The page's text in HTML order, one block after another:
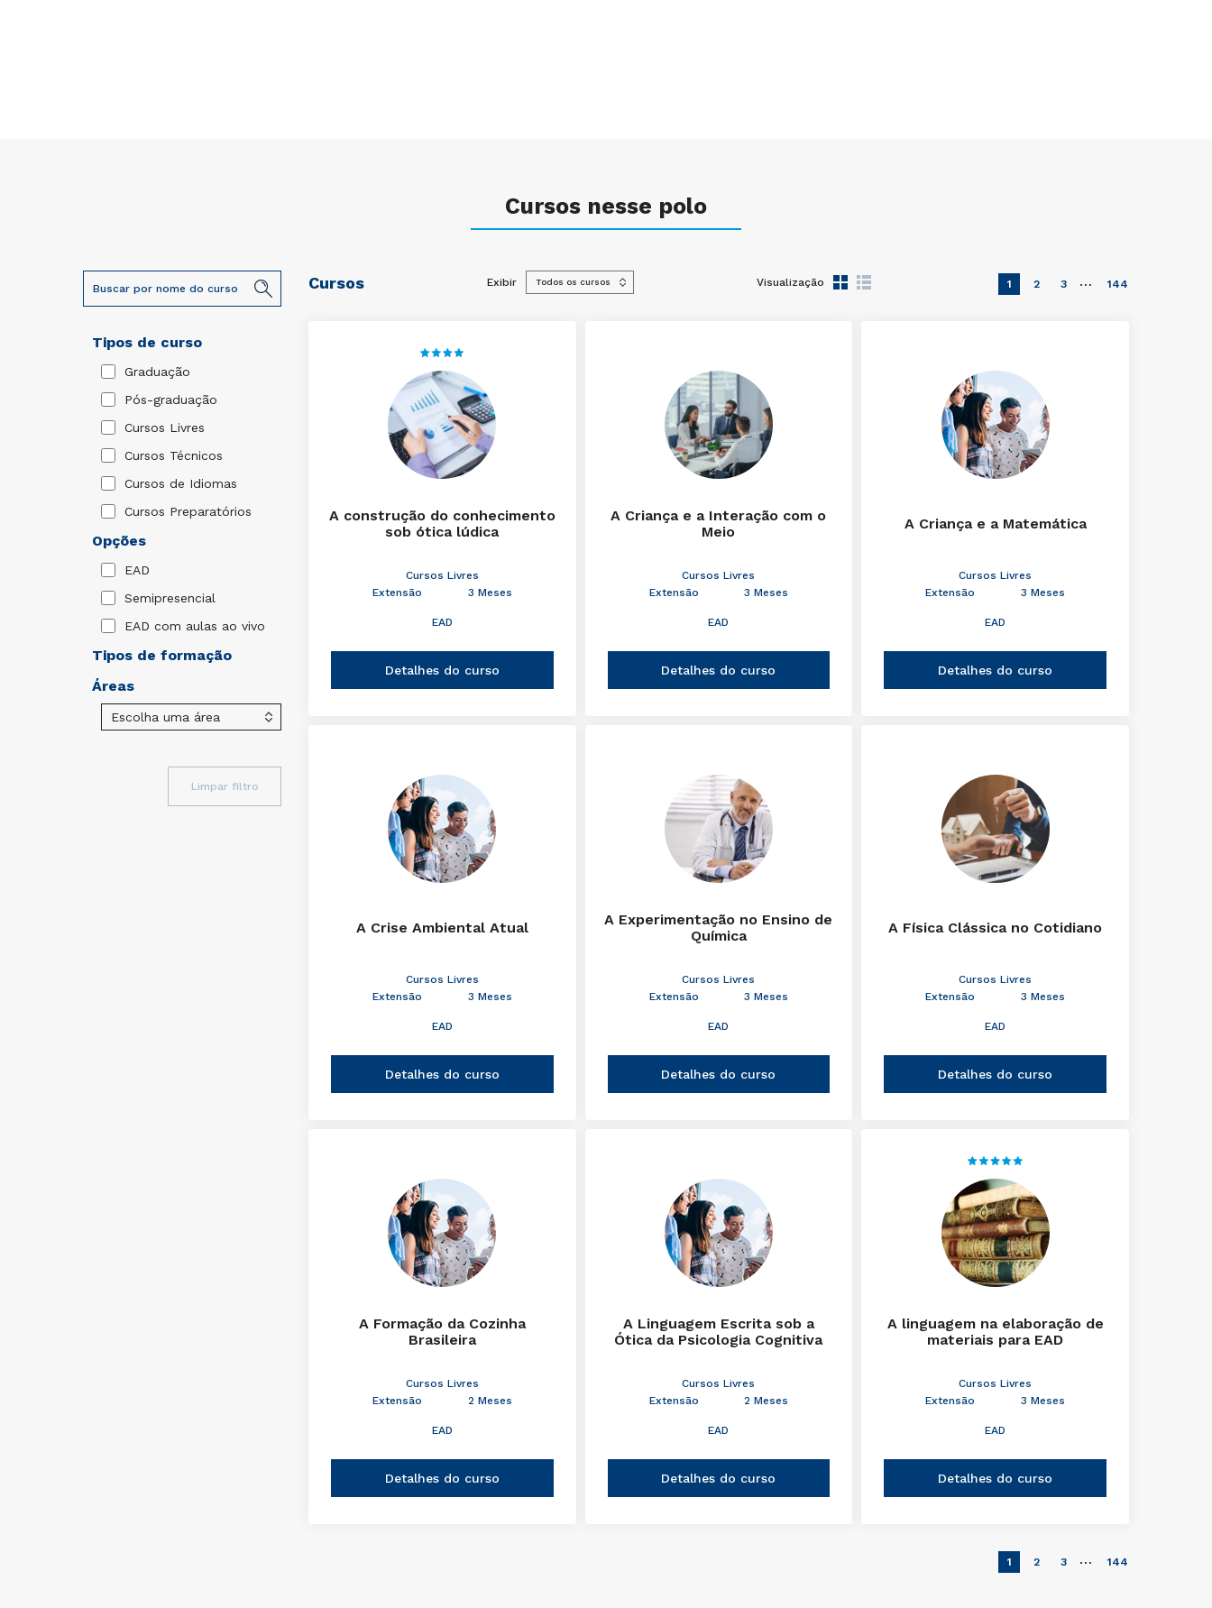
Cursos nesse polo
Tipos de curso
Graduação
Pós-graduação
Cursos Livres
Cursos Técnicos
Cursos de Idiomas
Cursos Preparatórios
Opções
EAD
Semipresencial
EAD com aulas ao vivo
Tipos de formação
Áreas
Limpar filtro
Cursos Exibir Visualização 1 2 3 … 144
A construção do conhecimento
sob ótica lúdica
Cursos Livres
Extensão
3 Meses
EAD
Detalhes do curso
A Criança e a Interação com o
Meio
Cursos Livres
Extensão
3 Meses
EAD
Detalhes do curso
A Criança e a Matemática
Cursos Livres
Extensão
3 Meses
EAD
Detalhes do curso
A Crise Ambiental Atual
Cursos Livres
Extensão
3 Meses
EAD
Detalhes do curso
A Experimentação no Ensino de
Química
Cursos Livres
Extensão
3 Meses
EAD
Detalhes do curso
A Física Clássica no Cotidiano
Cursos Livres
Extensão
3 Meses
EAD
Detalhes do curso
A Formação da Cozinha
Brasileira
Cursos Livres
Extensão
2 Meses
EAD
Detalhes do curso
A Linguagem Escrita sob a
Ótica da Psicologia Cognitiva
Cursos Livres
Extensão
2 Meses
EAD
Detalhes do curso
A linguagem na elaboração de
materiais para EAD
Cursos Livres
Extensão
3 Meses
EAD
Detalhes do curso
1 2 3 … 144